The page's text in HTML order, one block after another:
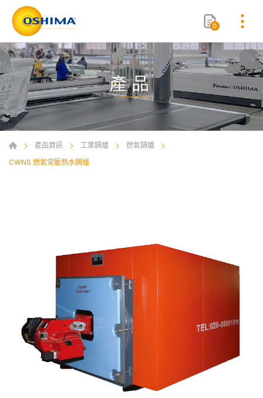
0
產品
產品資訊 工業鍋爐
燃氣鍋爐
CWNS 燃氣常壓熱水鍋爐